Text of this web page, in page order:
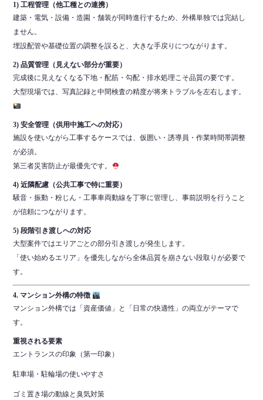
1) 工程管理（他工種との連携）
建築・電気・設備・造園・舗装が同時進行するため、外構単独では完結し
ません。
埋設配管や基礎位置の調整を誤ると、大きな手戻りにつながります。
2) 品質管理（見えない部分が重要）
完成後に見えなくなる下地・配筋・勾配・排水処理こそ品質の要です。
大型現場では、写真記録と中間検査の精度が将来トラブルを左右します。
3) 安全管理（供用中施工への対応）
施設を使いながら工事するケースでは、仮囲い・誘導員・作業時間帯調整
が必須。
第三者災害防止が最優先です。
4) 近隣配慮（公共工事で特に重要）
騒音・振動・粉じん・工事車両動線を丁寧に管理し、事前説明を行うこと
が信頼につながります。
5) 段階引き渡しへの対応
大型案件ではエリアごとの部分引き渡しが発生します。
「使い始めるエリア」を優先しながら全体品質を崩さない段取りが必要で
す。
4. マンション外構の特徴
マンション外構では「資産価値」と「日常の快適性」の両立がテーマで
す。
重視される要素
エントランスの印象（第一印象）
駐車場・駐輪場の使いやすさ
ゴミ置き場の動線と臭気対策